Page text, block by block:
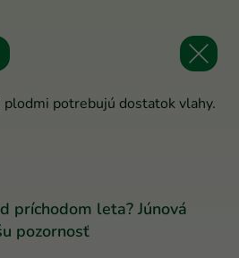
potrebujú dostatok vlahy.
príchodom leta? Júnová
pozornosť